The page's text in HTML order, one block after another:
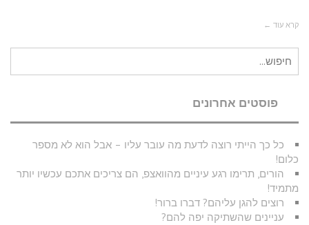
קרא עוד ←
עבור:
פוסטים אחרונים
כל כך הייתי רוצה לדעת מה עובר עליו – אבל הוא לא מספר
כלום!
הורים, תרימו רגע עיניים מהוואצפ, הם צריכים אתכם עכשיו יותר
מתמיד!
רוצים להגן עליהם? דברו ברור!
עניינים שהשתיקה יפה להם?